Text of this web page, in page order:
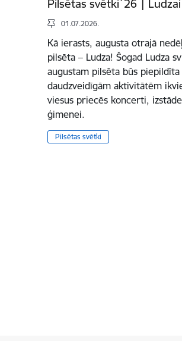
Pilsētas svētki`26 |
01.07.2026.
Kā ierasts, augusta otrajā
pilsēta – Ludza! Šogad Ludza
augustam pilsēta būs
daudzveidīgām aktivitātēm
viesus priecēs koncerti,
ģimenei.
Pilsētas svētki